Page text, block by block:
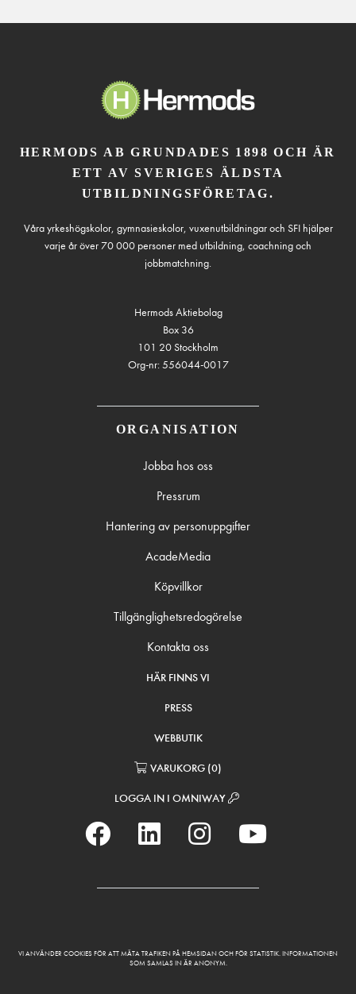
HERMODS AB GRUNDADES 1898 OCH ÄR
ETT AV SVERIGES ÄLDSTA
UTBILDNINGSFÖRETAG.
Våra yrkeshögskolor, gymnasieskolor, vuxenutbildningar och SFI hjälper
varje år över 70 000 personer med utbildning, coachning och
jobbmatchning.
Hermods Aktiebolag
Box 36
101 20 Stockholm
Org-nr: 556044-0017
ORGANISATION
Jobba hos oss
Pressrum
Hantering av personuppgifter
AcadeMedia
Köpvillkor
Tillgänglighetsredogörelse
Kontakta oss
HÄR FINNS VI
PRESS
WEBBUTIK
VARUKORG (0)
LOGGA IN I OMNIWAY
VI ANVÄNDER COOKIES FÖR ATT MÄTA TRAFIKEN PÅ HEMSIDAN OCH FÖR STATISTIK. INFORMATIONEN
SOM SAMLAS IN ÄR ANONYM.